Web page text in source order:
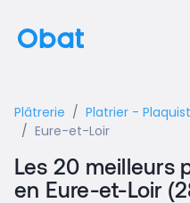
Plâtrerie Platrier -
Eure-et-Loir
Les 20 meilleurs
en Eure-et-Loir